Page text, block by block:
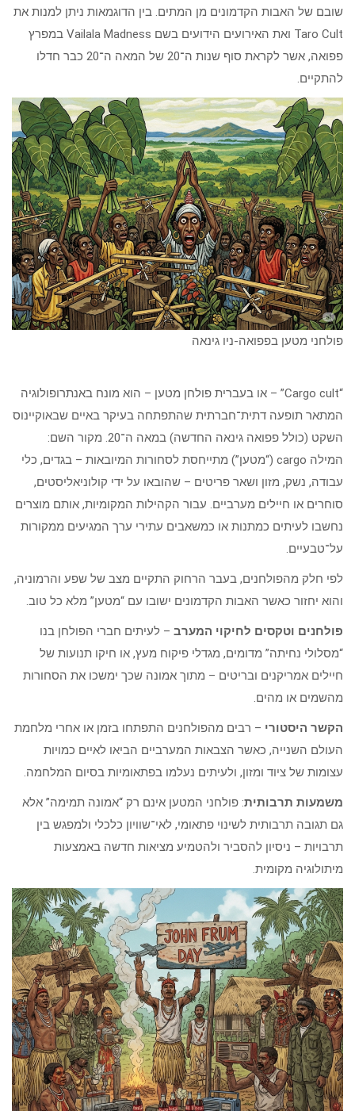
שובם של האבות הקדמונים מן המתים. בין הדוגמאות ניתן למנות את
Taro Cult ואת האירועים הידועים בשם Vailala Madness במפרץ
פפואה, אשר לקראת סוף שנות ה־20 של המאה ה־20 כבר חדלו
להתקיים.
פולחני מטען בפפואה-ניו גינאה
“Cargo cult” – או בעברית פולחן מטען – הוא מונח באנתרופולוגיה
המתאר תופעה דתית־חברתית שהתפתחה בעיקר באיים שבאוקיינוס
השקט (כולל פפואה גינאה החדשה) במאה ה־20. מקור השם:
המילה cargo (“מטען”) מתייחסת לסחורות המיובאות – בגדים, כלי
עבודה, נשק, מזון ושאר פריטים – שהובאו על ידי קולוניאליסטים,
סוחרים או חיילים מערביים. עבור הקהילות המקומיות, אותם מוצרים
נחשבו לעיתים כמתנות או כמשאבים עתירי ערך המגיעים ממקורות
על־טבעיים.
לפי חלק מהפולחנים, בעבר הרחוק התקיים מצב של שפע והרמוניה,
והוא יחזור כאשר האבות הקדמונים ישובו עם “מטען” מלא כל טוב.
פולחנים וטקסים לחיקוי המערב – לעיתים חברי הפולחן בנו
“מסלולי נחיתה” מדומים, מגדלי פיקוח מעץ, או חיקו תנועות של
חיילים אמריקנים ובריטים – מתוך אמונה שכך ימשכו את הסחורות
מהשמים או מהים.
הקשר היסטורי – רבים מהפולחנים התפתחו בזמן או אחרי מלחמת
העולם השנייה, כאשר הצבאות המערביים הביאו לאיים כמויות
עצומות של ציוד ומזון, ולעיתים נעלמו בפתאומיות בסיום המלחמה.
משמעות תרבותית: פולחני המטען אינם רק “אמונה תמימה” אלא
גם תגובה תרבותית לשינוי פתאומי, לאי־שוויון כלכלי ולמפגש בין
תרבויות – ניסיון להסביר ולהטמיע מציאות חדשה באמצעות
מיתולוגיה מקומית.